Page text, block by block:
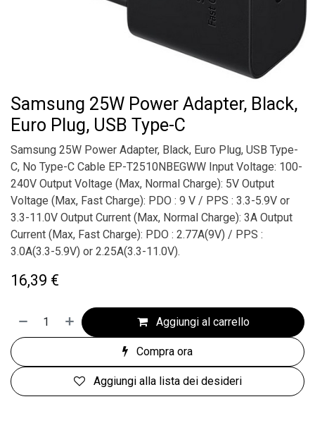
Samsung 25W Power Adapter, Black,
Euro Plug, USB Type-C
Samsung 25W Power Adapter, Black, Euro Plug, USB Type-
C, No Type-C Cable EP-T2510NBEGWW Input Voltage: 100-
240V Output Voltage (Max, Normal Charge): 5V Output
Voltage (Max, Fast Charge): PDO : 9 V / PPS : 3.3-5.9V or
3.3-11.0V Output Current (Max, Normal Charge): 3A Output
Current (Max, Fast Charge): PDO : 2.77A(9V) / PPS :
3.0A(3.3-5.9V) or 2.25A(3.3-11.0V).
16,39 €
Aggiungi al carrello
Compra ora
Aggiungi alla lista dei desideri